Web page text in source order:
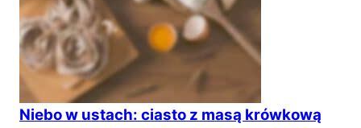
Niebo w ustach: ciasto z masą krówkową